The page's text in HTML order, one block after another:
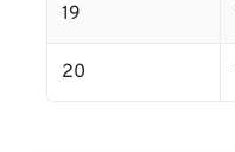
19
20